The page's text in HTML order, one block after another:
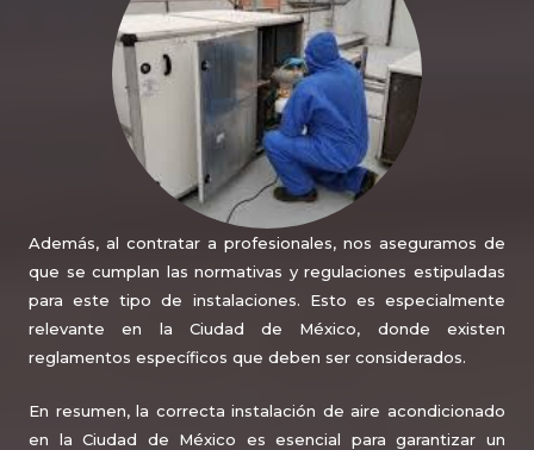
Además, al contratar a profesionales, nos aseguramos de
que se cumplan las normativas y regulaciones estipuladas
para este tipo de instalaciones. Esto es especialmente
relevante en la Ciudad de México, donde existen
reglamentos específicos que deben ser considerados.
En resumen, la correcta instalación de aire acondicionado
en la Ciudad de México es esencial para garantizar un